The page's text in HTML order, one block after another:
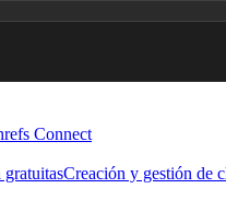
Connect
gratuitasCreación y gestión de